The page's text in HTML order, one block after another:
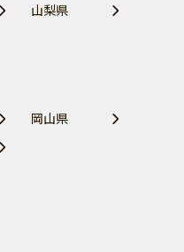
山梨県
岡山県